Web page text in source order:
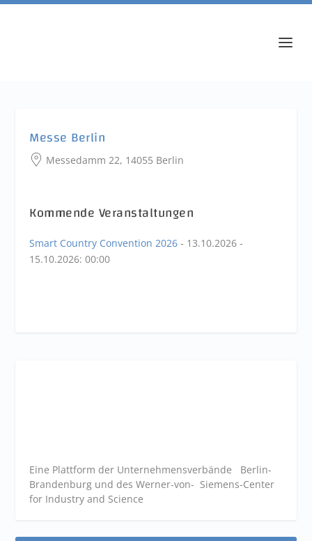
Messe Berlin
Messedamm 22, 14055 Berlin
Kommende Veranstaltungen
Smart Country Convention 2026 - 13.10.2026 -
15.10.2026:00:00
Eine Plattform der Unternehmensverbände Berlin-
Brandenburg und des Werner-von- Siemens-Center
for Industry and Science